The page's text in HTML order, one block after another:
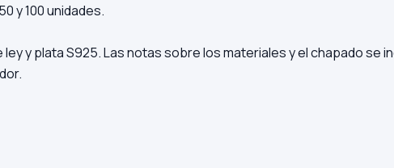
y 100 unidades.
y plata S925. Las notas sobre los materiales y el chapado se